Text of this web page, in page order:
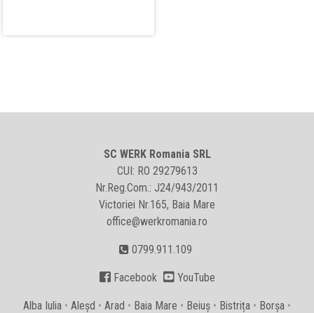
SC WERK Romania SRL
CUI: RO 29279613
Nr.Reg.Com.: J24/943/2011
Victoriei Nr.165, Baia Mare
office@werkromania.ro
0799.911.109
 Facebook  YouTube
Alba Iulia • Aleșd • Arad • Baia Mare • Beiuș • Bistrița • Borșa •